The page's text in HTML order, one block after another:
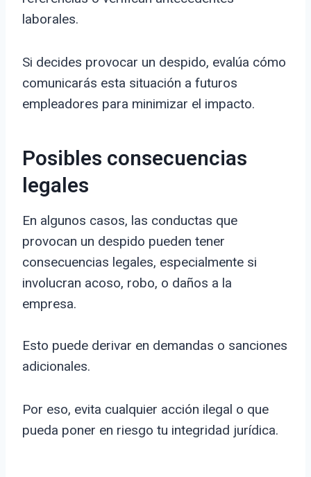
laborales.
Si decides provocar un despido, evalúa cómo
comunicarás esta situación a futuros
empleadores para minimizar el impacto.
Posibles consecuencias
legales
En algunos casos, las conductas que
provocan un despido pueden tener
consecuencias legales, especialmente si
involucran acoso, robo, o daños a la
empresa.
Esto puede derivar en demandas o sanciones
adicionales.
Por eso, evita cualquier acción ilegal o que
pueda poner en riesgo tu integridad jurídica.